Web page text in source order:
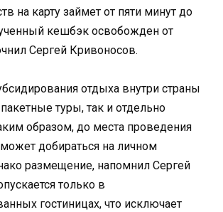
на карту займет от пяти минут до
кешбэк освобожден от
Сергей Кривоносов.
отдыха внутри страны
туры, так и отдельно
образом, до места проведения
может добираться на личном
размещение, напомнил Сергей
только в
гостиницах, что исключает